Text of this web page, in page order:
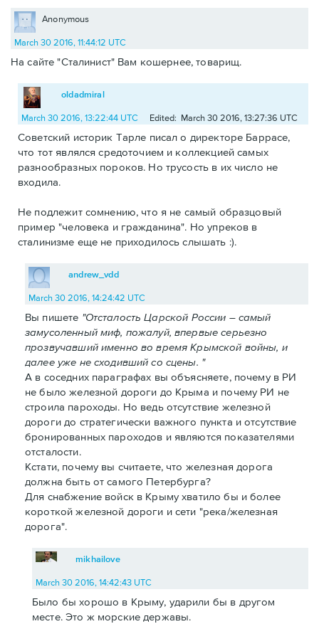
Anonymous
March 30 2016, 11:44:12 UTC
На сайте "Сталинист" Вам кошернее, товарищ.
oldadmiral
March 30 2016, 13:22:44 UTC Edited: March 30 2016, 13:27:36 UTC
Советский историк Тарле писал о директоре Баррасе,
что тот являлся средоточием и коллекцией самых
разнообразных пороков. Но трусость в их число не
входила.
Не подлежит сомнению, что я не самый образцовый
пример "человека и гражданина". Но упреков в
сталинизме еще не приходилось слышать :).
andrew_vdd
March 30 2016, 14:24:42 UTC
Вы пишете "Отсталость Царской России – самый
замусоленный миф, пожалуй, впервые серьезно
прозвучавший именно во время Крымской войны, и
далее уже не сходивший со сцены. "
А в соседних параграфах вы объясняете, почему в РИ
не было железной дороги до Крыма и почему РИ не
строила пароходы. Но ведь отсутствие железной
дороги до стратегически важного пункта и отсутствие
бронированных пароходов и являются показателями
отсталости.
Кстати, почему вы считаете, что железная дорога
должна быть от самого Петербурга?
Для снабжение войск в Крыму хватило бы и более
короткой железной дороги и сети "река/железная
дорога".
mikhailove
March 30 2016, 14:42:43 UTC
Было бы хорошо в Крыму, ударили бы в другом
месте. Это ж морские державы.